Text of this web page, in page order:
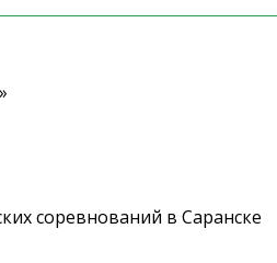
соревнований в Саранске